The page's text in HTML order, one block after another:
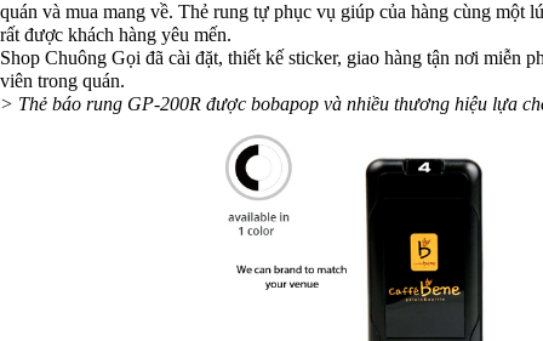
quán và mua mang về. Thẻ rung tự phục vụ giúp của hàng cùng một
rất được khách hàng yêu mến.
Shop Chuông Gọi đã cài đặt, thiết kế sticker, giao hàng tận nơi miễn
viên trong quán.
> Thẻ báo rung GP-200R được bobapop và nhiều thương hiệu lựa